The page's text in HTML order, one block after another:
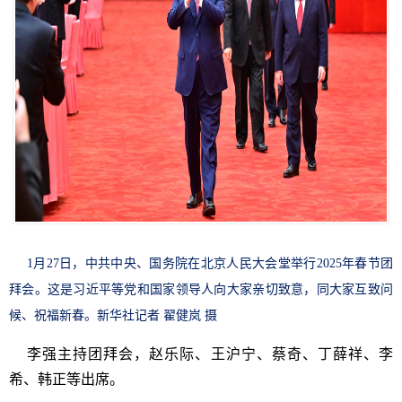
1月27日，中共中央、国务院在北京人民大会堂举行2025年春节团
拜会。这是习近平等党和国家领导人向大家亲切致意，同大家互致问
候、祝福新春。新华社记者 翟健岚 摄
李强主持团拜会，赵乐际、王沪宁、蔡奇、丁薛祥、李
希、韩正等出席。